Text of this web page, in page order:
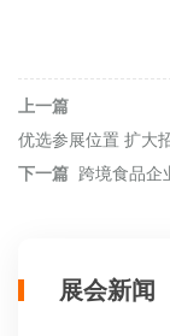
上一篇
优选参展位置 扩大
下一篇 跨境食品企
展会新闻